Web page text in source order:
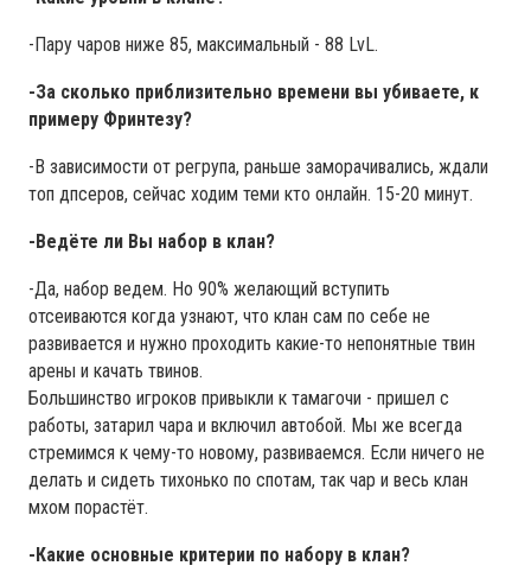
-Пару чаров ниже 85, максимальный - 88 LvL.
-За сколько приблизительно времени вы убиваете, к
примеру Фринтезу?
-В зависимости от регрупа, раньше заморачивались, ждали
топ дпсеров, сейчас ходим теми кто онлайн. 15-20 минут.
-Ведёте ли Вы набор в клан?
-Да, набор ведем. Но 90% желающий вступить
отсеиваются когда узнают, что клан сам по себе не
развивается и нужно проходить какие-то непонятные твин
арены и качать твинов.
Большинство игроков привыкли к тамагочи - пришел с
работы, затарил чара и включил автобой. Мы же всегда
стремимся к чему-то новому, развиваемся. Если ничего не
делать и сидеть тихонько по спотам, так чар и весь клан
мхом порастёт.
-Какие основные критерии по набору в клан?